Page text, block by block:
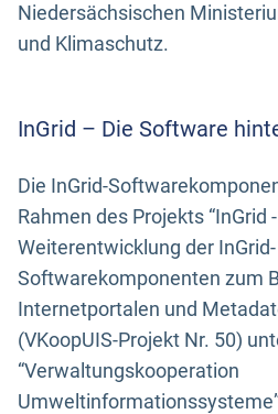
Niedersächsischen
und Klimaschutz.
InGrid – Die Software
Die InGrid-
Rahmen des Projekts “InGrid
Weiterentwicklung der InGrid-
Softwarekomponenten zum
Internetportalen und
(VKoopUIS-Projekt Nr. 50)
“Verwaltungskooperation